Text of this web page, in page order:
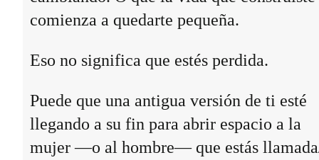
comienza a quedarte pequeña.
Eso no significa que estés perdida.
Puede que una antigua versión de ti esté
llegando a su fin para abrir espacio a la
mujer —o al hombre— que estás